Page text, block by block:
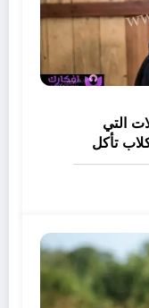
التي
تأكل